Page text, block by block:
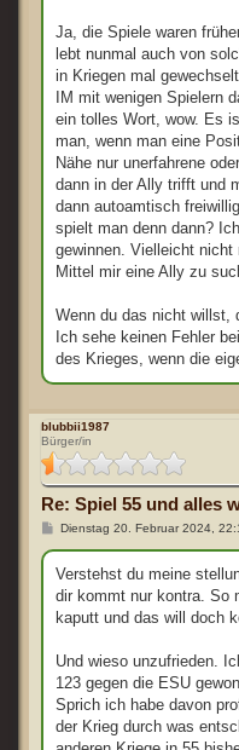
Ja, die Spiele waren
lebt nunmal auch von
in Kriegen mal
IM mit wenigen Spielern
ein tolles Wort, wow. Es
man, wenn man eine
Nähe nur unerfahrene
dann in der Ally trifft und
dann autoamtisch
spielt man denn dann?
gewinnen. Vielleicht
Mittel mir eine Ally zu
Wenn du das nicht willst,
Ich sehe keinen Fehler
des Krieges, wenn die
blubbii1987
Bürger/in
Re: Spiel 55 und alles
B
i
t
a
g
Dienstag 20. Februar 2024,
Verstehst du meine
dir kommt nur kontra. So
kaputt und das will doch
Und wieso unzufrieden.
123 gegen die ESU
Sprich ich habe davon
der Krieg durch was